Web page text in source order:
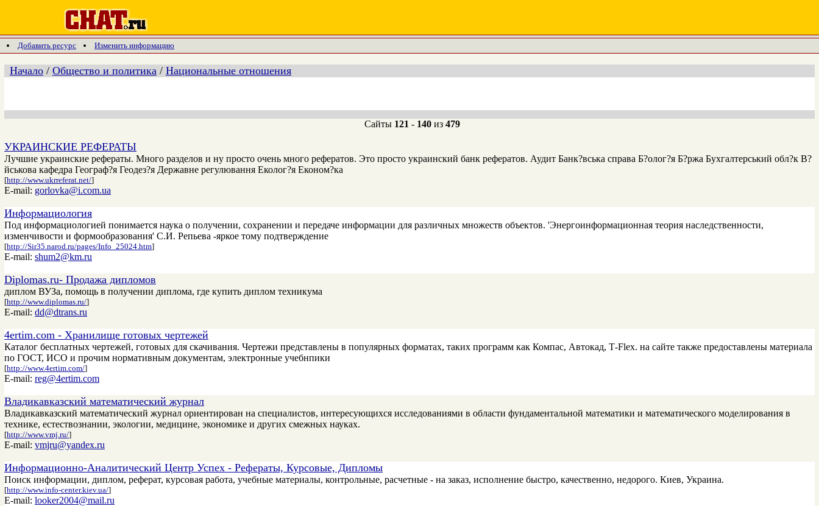
Добавить ресурс Изменить информацию
Начало / Общество и политика / Национальные отношения
Сайты 121 - 140из 479
УКРАИНСКИЕ РЕФЕРАТЫ
Лучшие украинские рефераты. Много разделов и ну просто очень много рефератов. Это просто украинский банк рефератов. Аудит Банк?вська справа Б?олог?я Б?ржа Бухгалтерський обл?к В?
йськова кафедра Географ?я Геодез?я Державне регулювання Еколог?я Економ?ка
[http://www.ukrreferat.net/]
E-mail: gorlovka@i.com.ua
Информациология
Под информациологией понимается наука о получении, сохранении и передаче информации для различных множеств объектов. 'Энергоинформационная теория наследственности,
изменчивости и формообразования' С.И. Репьева -яркое тому подтверждение
[http://Sir35.narod.ru/pages/Info_25024.htm]
E-mail: shum2@km.ru
Diplomas.ru- Продажа дипломов
диплом ВУЗа, помощь в получении диплома, где купить диплом техникума
[http://www.diplomas.ru/]
E-mail: dd@dtrans.ru
4ertim.com - Хранилище готовых чертежей
Каталог бесплатных чертежей, готовых для скачивания. Чертежи представлены в популярных форматах, таких программ как Компас, Автокад, Т-Flex. на сайте также предоставлены материала
по ГОСТ, ИСО и прочим нормативным документам, электронные учебнпики
[http://www.4ertim.com/]
E-mail: reg@4ertim.com
Владикавказский математический журнал
Владикавказский математический журнал ориентирован на специалистов, интересующихся исследованиями в области фундаментальной математики и математического моделирования в
технике, естествознании, экологии, медицине, экономике и других смежных науках.
[http://www.vmj.ru/]
E-mail: vmjru@yandex.ru
Информационно-Аналитический Центр Успех - Рефераты, Курсовые, Дипломы
Поиск информации, диплом, реферат, курсовая работа, учебные материалы, контрольные, расчетные - на заказ, исполнение быстро, качественно, недорого. Киев, Украина.
[http://www.info-center.kiev.ua/]
E-mail: looker2004@mail.ru